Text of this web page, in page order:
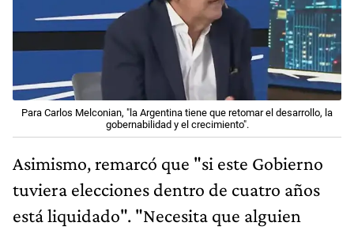
Para Carlos Melconian, "la Argentina tiene que retomar el desarrollo, la
gobernabilidad y el crecimiento".
Asimismo, remarcó que "si este Gobierno
tuviera elecciones dentro de cuatro años
está liquidado". "Necesita que alguien